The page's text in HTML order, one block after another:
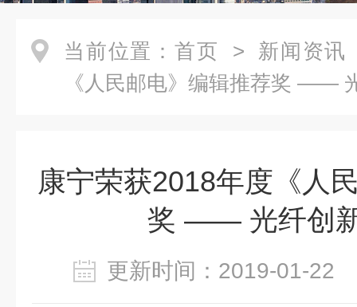
当前位置： 首页 > 新闻资讯
《人民邮电》编辑推荐奖 ——
康宁荣获2018年度《人
奖 —— 光纤创
更新时间：2019-01-